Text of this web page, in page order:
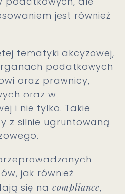
jest również
tematyki akcyzowej,
podatkowych
oraz prawnicy,
oraz w
i nie tylko. Takie
z silnie ugruntowaną
jak również
się na compliance,